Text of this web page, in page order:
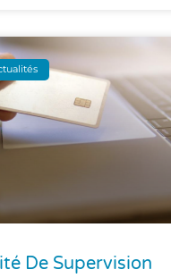
De Supervision